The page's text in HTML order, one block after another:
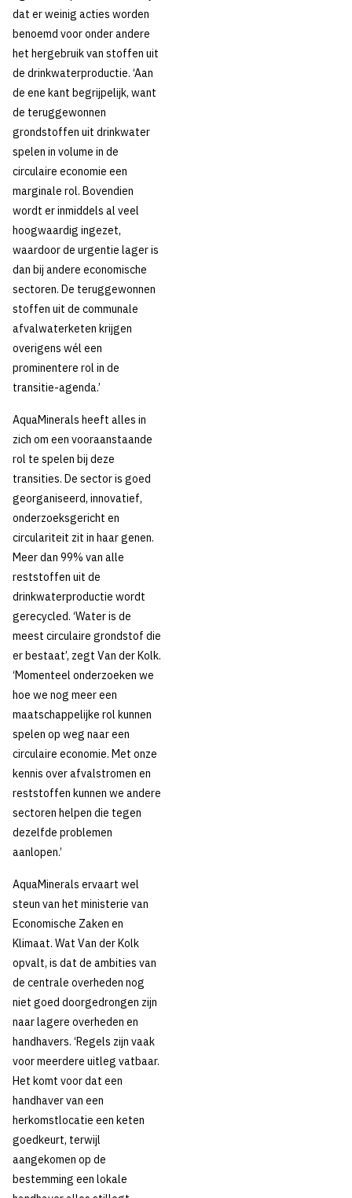
circulair’
Thema's:
Energie en circulaire economie
dat er weinig acties worden
benoemd voor onder andere
het hergebruik van stoffen uit
de drinkwaterproductie. ‘Aan
de ene kant begrijpelijk, want
de teruggewonnen
grondstoffen uit drinkwater
spelen in volume in de
circulaire economie een
marginale rol. Bovendien
wordt er inmiddels al veel
hoogwaardig ingezet,
waardoor de urgentie lager is
dan bij andere economische
sectoren. De teruggewonnen
stoffen uit de communale
afvalwaterketen krijgen
overigens wél een
prominentere rol in de
transitie-agenda.’
AquaMinerals heeft alles in
zich om een vooraanstaande
rol te spelen bij deze
transities. De sector is goed
georganiseerd, innovatief,
onderzoeksgericht en
circulariteit zit in haar genen.
Meer dan 99% van alle
reststoffen uit de
drinkwaterproductie wordt
gerecycled. ‘Water is de
meest circulaire grondstof die
er bestaat’, zegt Van der Kolk.
‘Momenteel onderzoeken we
hoe we nog meer een
maatschappelijke rol kunnen
spelen op weg naar een
circulaire economie. Met onze
kennis over afvalstromen en
reststoffen kunnen we andere
sectoren helpen die tegen
dezelfde problemen
aanlopen.’
AquaMinerals ervaart wel
steun van het ministerie van
Economische Zaken en
Klimaat. Wat Van der Kolk
opvalt, is dat de ambities van
de centrale overheden nog
niet goed doorgedrongen zijn
naar lagere overheden en
handhavers. ‘Regels zijn vaak
voor meerdere uitleg vatbaar.
Het komt voor dat een
handhaver van een
herkomstlocatie een keten
goedkeurt, terwijl
aangekomen op de
bestemming een lokale